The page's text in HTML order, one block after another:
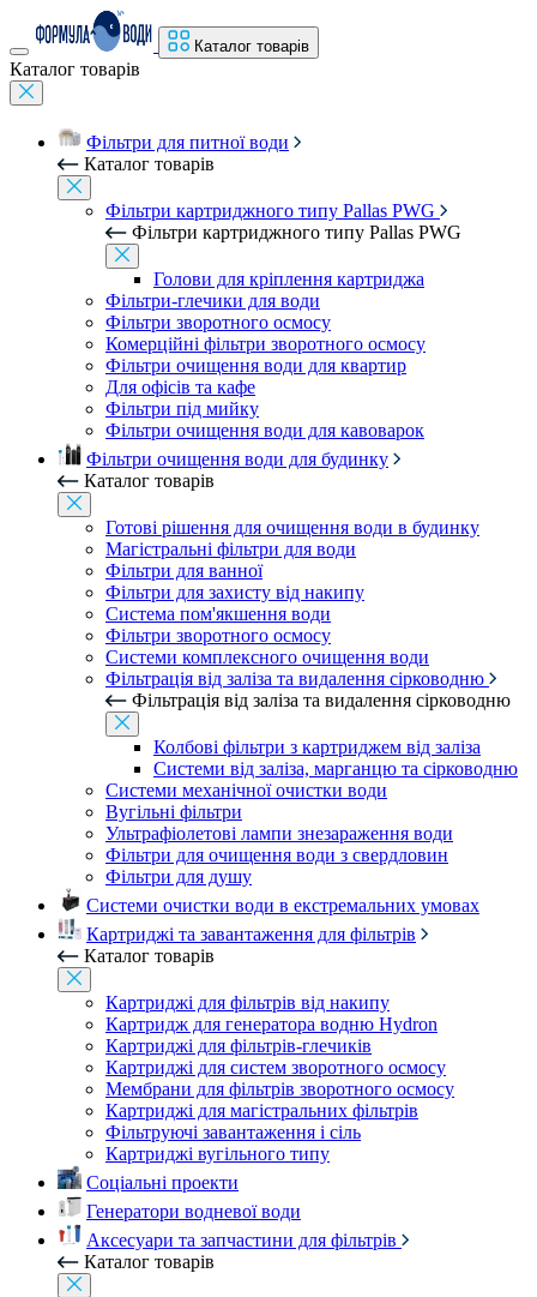
Каталог товарів
Каталог товарів
Фільтри для питної води
Каталог товарів
Фільтри картриджного типу Pallas PWG
Фільтри картриджного типу Pallas PWG
Голови для кріплення картриджа
Фільтри-глечики для води
Фільтри зворотного осмосу
Комерційні фільтри зворотного осмосу
Фільтри очищення води для квартир
Для офісів та кафе
Фільтри під мийку
Фільтри очищення води для кавоварок
Фільтри очищення води для будинку
Каталог товарів
Готові рішення для очищення води в будинку
Магістральні фільтри для води
Фільтри для ванної
Фільтри для захисту від накипу
Система пом'якшення води
Фільтри зворотного осмосу
Системи комплексного очищення води
Фільтрація від заліза та видалення сірководню
Фільтрація від заліза та видалення сірководню
Колбові фільтри з картриджем від заліза
Системи від заліза, марганцю та сірководню
Системи механічної очистки води
Вугільні фільтри
Ультрафіолетові лампи знезараження води
Фільтри для очищення води з свердловин
Фільтри для душу
Системи очистки води в екстремальних умовах
Картриджі та завантаження для фільтрів
Каталог товарів
Картриджі для фільтрів від накипу
Картридж для генератора водню Hydron
Картриджі для фільтрів-глечиків
Картриджі для систем зворотного осмосу
Мембрани для фільтрів зворотного осмосу
Картриджі для магістральних фільтрів
Фільтруючі завантаження і сіль
Картриджі вугільного типу
Соціальні проекти
Генератори водневої води
Аксесуари та запчастини для фільтрів
Каталог товарів